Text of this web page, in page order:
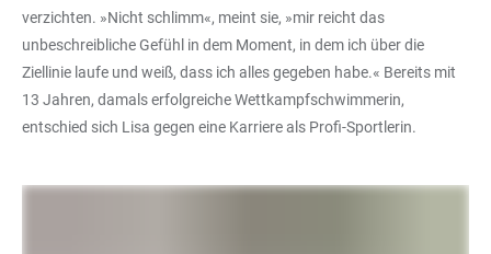
verzichten. »Nicht schlimm«, meint sie, »mir reicht das
unbeschreibliche Gefühl in dem Moment, in dem ich über die
Ziellinie laufe und weiß, dass ich alles gegeben habe.« Bereits mit
13 Jahren, damals erfolgreiche Wettkampfschwimmerin,
entschied sich Lisa gegen eine Karriere als Profi-Sportlerin.